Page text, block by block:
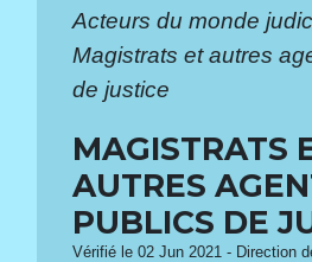
Acteurs du monde
Magistrats et autres
de justice
MAGISTRATS
AUTRES
PUBLICS DE
Vérifié le 02 Jun 2021 - Direction